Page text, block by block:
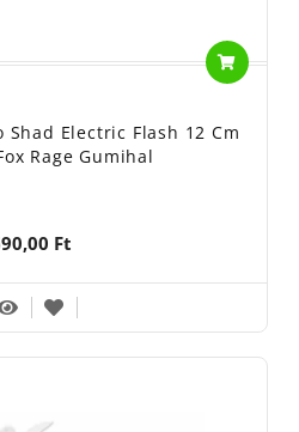
Shad Electric Flash 12 Cm
Rage Gumihal
Ft